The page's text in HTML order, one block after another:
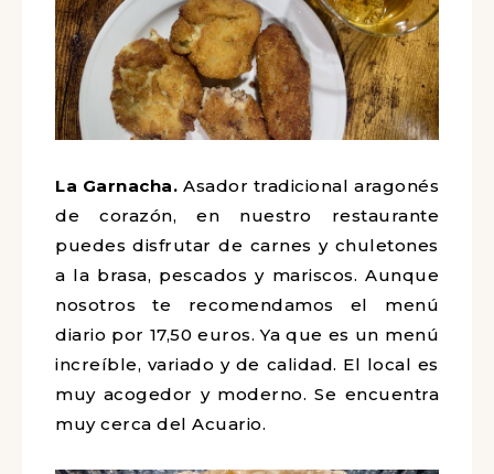
La Garnacha. Asador tradicional aragonés
de corazón, en nuestro restaurante
puedes disfrutar de carnes y chuletones
a la brasa, pescados y mariscos. Aunque
nosotros te recomendamos el menú
diario por 17,50 euros. Ya que es un menú
increíble, variado y de calidad. El local es
muy acogedor y moderno. Se encuentra
muy cerca del Acuario.